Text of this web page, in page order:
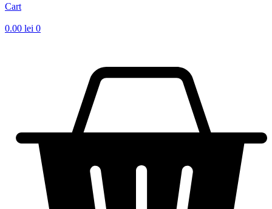
Cart
0.00 lei 0